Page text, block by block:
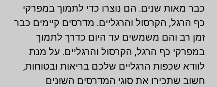
כבר מאות שנים. הם נוצרו כדי לתמוך במפרקי
כף הרגל, הקרסול והרגליים. מדרסים קיימים כבר
זמן רב והם משמשים עד היום כדרך לתמוך
במפרקי כף הרגל, הקרסול והרגליים. על מנת
לוודא שכפות הרגליים שלכם בריאות ובטוחות,
חשוב שתכירו את סוגי המדרסים השונים